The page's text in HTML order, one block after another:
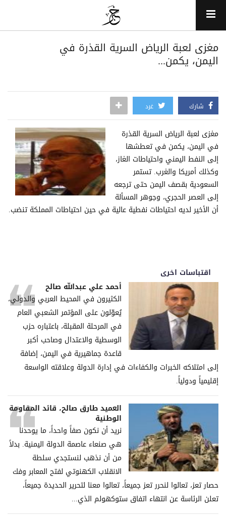
مغزى لعبة ‫الرياض‬ السرية القذرة في
‫‏اليمن،‬ يكمن...
شارك غرد
مغزى لعبة ‫الرياض‬ السرية القذرة
في ‫‏اليمن،‬ يكمن في تعطشها
إلى النفط اليمني واحتياطات الغاز،
وكذلك أمريكا والغرب. تستمر
‫‏السعودية بقصف اليمن حتى ترجعه
إلى العصر الحجري، وجوهر المسألة
أن الأخير لديه احتياطات نفطية عالية في حين احتياطات المملكة تنضب.
اقتباسات اخرى
أحمد علي عبدالله صالح
الكثيرون في المحيط العربي والدولي،
يُعوّلون على المؤتمر الشعبي العام
في المرحلة المقبلة، باعتباره حزب
الوسطية والاعتدال وصاحب أكبر
قاعدة جماهيرية في اليمن، إضافة
إلى امتلاكه الخبرات والكفاءات في إدارة الدولة وعلاقته الواسعة
إقليمياً ودولياً.
العميد طارق صالح، قائد المقاومة
الوطنية
نريد أن نكون صفاً واحداً، ما يوحدنا
هي صنعاء عاصمة الدولة اليمنية. بدلاً
من أن نذهب لنستجدي سلطة
الانقلاب الكهنوتي لفتح المعابر وفك
حصار تعز، تعالوا لنحرر تعز جميعاً، تعالوا معنا لتحرير الحديدة جميعاً،
تعلن الرئاسة عن انتهاء اتفاق ستوكهولم الذي...